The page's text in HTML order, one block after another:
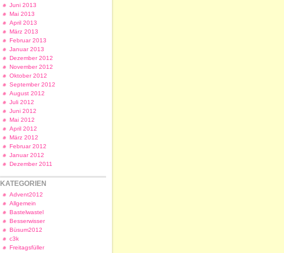
Juni 2013
Mai 2013
April 2013
März 2013
Februar 2013
Januar 2013
Dezember 2012
November 2012
Oktober 2012
September 2012
August 2012
Juli 2012
Juni 2012
Mai 2012
April 2012
März 2012
Februar 2012
Januar 2012
Dezember 2011
KATEGORIEN
Advent2012
Allgemein
Bastelwastel
Besserwisser
Büsum2012
c3k
Freitagsfüller